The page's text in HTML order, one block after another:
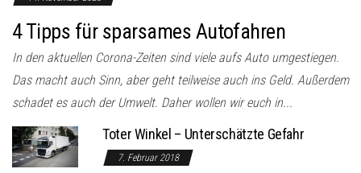
4 Tipps für sparsames Autofahren
In den aktuellen Corona-Zeiten sind viele aufs Auto umgestiegen.
Das macht auch Sinn, aber geht teilweise auch ins Geld. Außerdem
schadet es auch der Umwelt. Daher wollen wir euch in...
Toter Winkel – Unterschätzte Gefahr
7. Februar 2018